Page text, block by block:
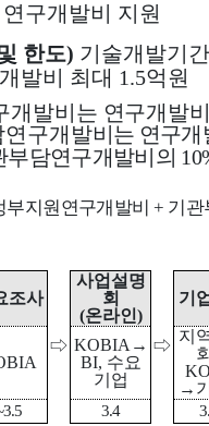
연구개발비 지원
한도) 기술개발기
발비 최대 1.5억원
개발비는 연구개발
연구개발비는 연구개
부담연구개발비의
부지원연구개발비+ 기관
조사
⇨
사업설명
회
(온라인)
⇨
기
KOBIA →
BI, 수요
기업
지
회
→
3.4